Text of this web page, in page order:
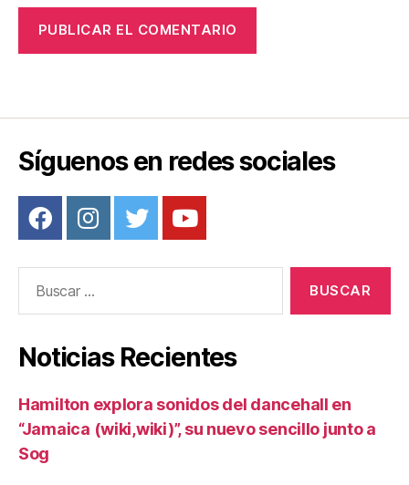
Síguenos en redes sociales
Noticias Recientes
Hamilton explora sonidos del dancehall en
“Jamaica (wiki,wiki)”, su nuevo sencillo junto a
Sog